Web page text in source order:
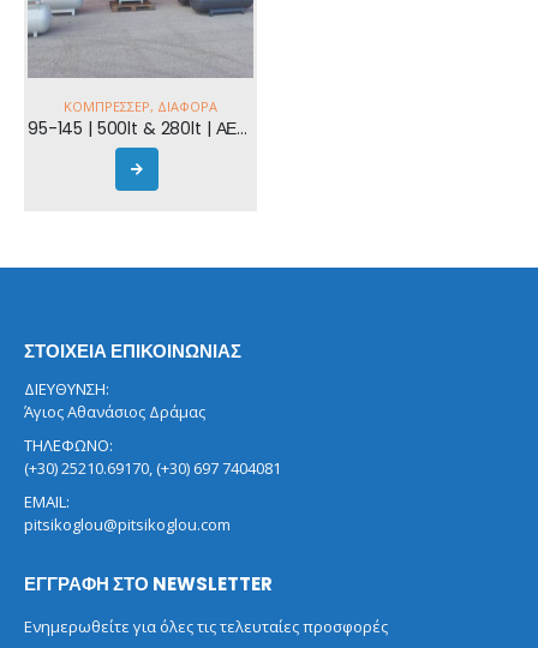
ΚΟΜΠΡΕΣΣΈΡ, ΔΙΆΦΟΡΑ
95-145 | 500lt & 280lt | ΑΕΡΟΦΥΛΑΚEΙΑ ΚΑΙΝΟΥΡΓΕΙΑ
ΣΤΟΙΧΕΙΑ ΕΠΙΚΟΙΝΩΝΙΑΣ
ΔΙΕΥΘΥΝΣΗ:
Άγιος Αθανάσιος Δράμας
ΤΗΛΕΦΩΝΟ:
(+30) 25210.69170, (+30) 697 7404081
EMAIL:
pitsikoglou@pitsikoglou.com
ΕΓΓΡΑΦΗ ΣΤΟ NEWSLETTER
Ενημερωθείτε για όλες τις τελευταίες προσφορές